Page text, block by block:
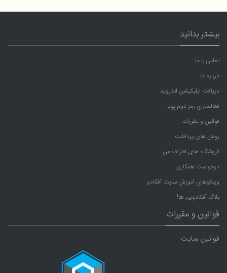
بیشتر بدانید
تماس با ما
درباره ما
دریافت اپلیکیشن اندروید
فعالسازی رمز دوم پویا
قوانین و مقررات
روش های پرداخت
فروشگاه های اطراف من
درخواست همکاری
ویدئوهای آموزش سایت آفکادو
بلاگ آفکادویی ها!
قوانین و مقررات
قوانین سایت